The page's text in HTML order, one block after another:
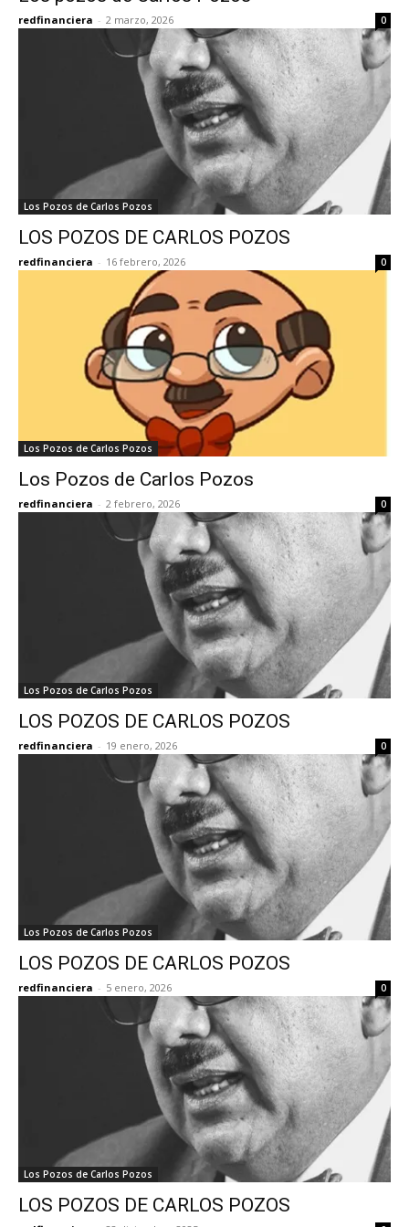
redfinanciera - 2 marzo, 2026 0
Los Pozos de Carlos Pozos
LOS POZOS DE CARLOS POZOS
redfinanciera - 16 febrero, 2026 0
Los Pozos de Carlos Pozos
Los Pozos de Carlos Pozos
redfinanciera - 2 febrero, 2026 0
Los Pozos de Carlos Pozos
LOS POZOS DE CARLOS POZOS
redfinanciera - 19 enero, 2026 0
Los Pozos de Carlos Pozos
LOS POZOS DE CARLOS POZOS
redfinanciera - 5 enero, 2026 0
Los Pozos de Carlos Pozos
LOS POZOS DE CARLOS POZOS